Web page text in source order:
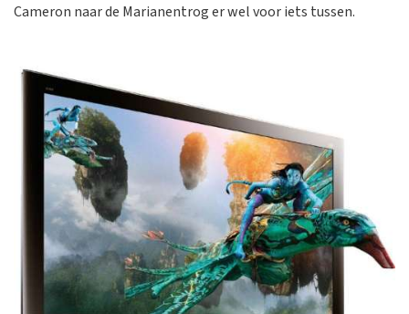
Cameron naar de Marianentrog er wel voor iets tussen.